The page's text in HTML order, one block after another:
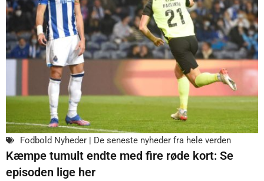
Fodbold Nyheder | De seneste nyheder fra hele verden
Kæmpe tumult endte med fire røde kort: Se
episoden lige her